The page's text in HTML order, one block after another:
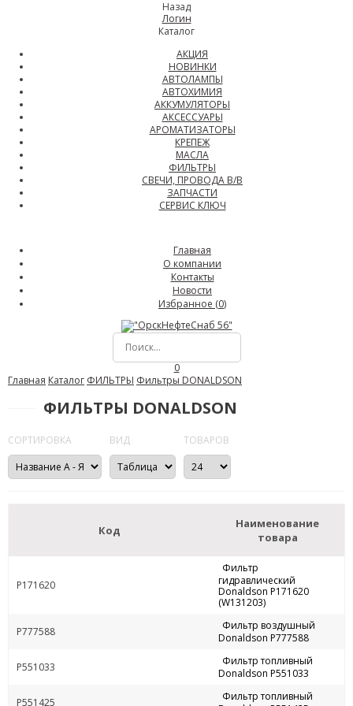
Назад
Логин
Каталог
АКЦИЯ
НОВИНКИ
АВТОЛАМПЫ
АВТОХИМИЯ
АККУМУЛЯТОРЫ
АКСЕССУАРЫ
АРОМАТИЗАТОРЫ
КРЕПЕЖ
МАСЛА
ФИЛЬТРЫ
СВЕЧИ, ПРОВОДА В/В
ЗАПЧАСТИ
СЕРВИС КЛЮЧ
Главная
О компании
Контакты
Новости
Избранное (0)
0
Главная Каталог ФИЛЬТРЫ Фильтры DONALDSON
ФИЛЬТРЫ DONALDSON
СОРТИРОВКА ВИД ТОВАРОВ
Код
Наименование
товара
P171620
Фильтр
гидравлический
Donaldson P171620
(W131203)
P777588
Фильтр воздушный
Donaldson P777588
P551033
Фильтр топливный
Donaldson P551033
P551425
Фильтр топливный